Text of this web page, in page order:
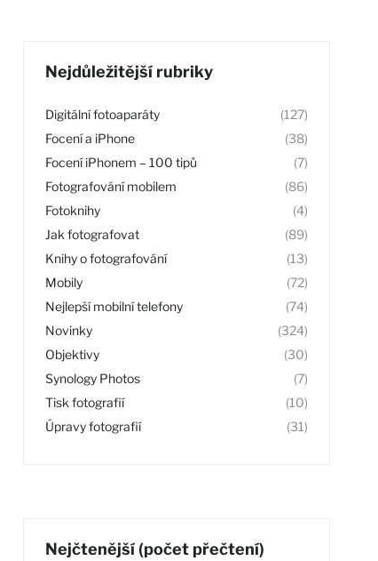
Nejdůležitější rubriky
Digitální fotoaparáty
(127)
Focení a iPhone
(38)
Focení iPhonem – 100 tipů
(7)
Fotografování mobilem
(86)
Fotoknihy
(4)
Jak fotografovat
(89)
Knihy o fotografování
(13)
Mobily
(72)
Nejlepší mobilní telefony
(74)
Novinky
(324)
Objektivy
(30)
Synology Photos
(7)
Tisk fotografií
(10)
Úpravy fotografií
(31)
Nejčtenější (počet přečtení)